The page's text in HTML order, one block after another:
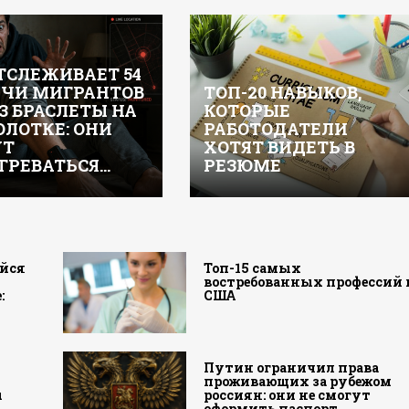
54
МИГРАНТОВ
БРАСЛЕТЫ НА
ОНИ
ТОП-20 НАВЫКОВ,
КОТОРЫЕ
РАБОТОДАТЕЛИ
ХОТЯТ ВИДЕТЬ В
РЕЗЮМЕ
Топ-15 самых
востребованных профессий
США
Путин ограничил права
проживающих за рубежом
россиян: они не смогут